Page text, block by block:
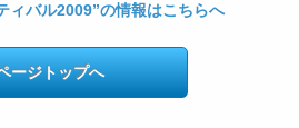
ィバル2009”の情報はこちらへ
ージトップへ